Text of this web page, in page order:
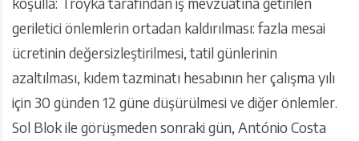
geriletici önlemlerin ortadan kaldırılması: fazla mesai
ücretinin değersizleştirilmesi, tatil günlerinin
azaltılması, kıdem tazminatı hesabının her çalışma yılı
için 30 günden 12 güne düşürülmesi ve diğer önlemler.
Sol Blok ile görüşmeden sonraki gün, António Costa